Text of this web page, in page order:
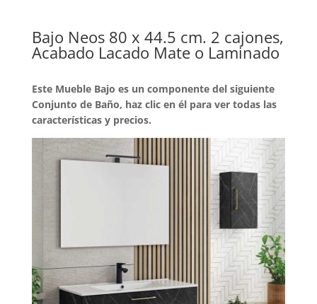
Bajo Neos 80 x 44.5 cm. 2 cajones,
Acabado Lacado Mate o Laminado
Este Mueble Bajo es un componente del siguiente
Conjunto de Baño, haz clic en él para ver todas las
características y precios.